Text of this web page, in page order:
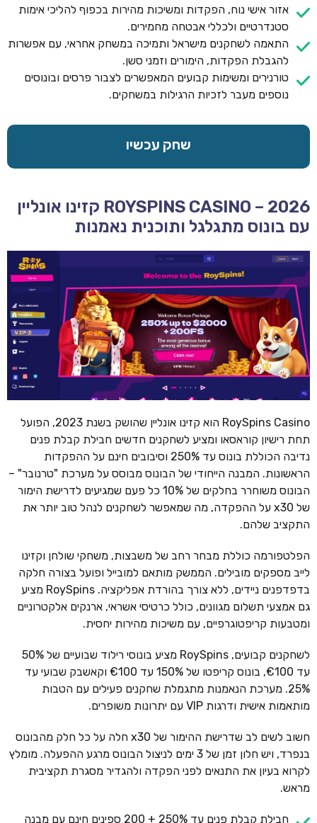
אזור אישי נוח, הפקדות ומשיכות מהירות בכפוף להליכי אימות
סטנדרטיים ולכללי אבטחה מחמירים.
התאמה לשחקנים מישראל ותמיכה במשחק אחראי, עם אפשרות
להגבלת הפקדות, הימורים וזמני סשן.
טורנירים ומשימות קבועים המאפשרים לצבור פרסים ובונוסים
נוספים מעבר לזכיות הרגילות במשחקים.
שחק עכשיו
ROYSPINS CASINO – 2026 קזינו אונליין
עם בונוס מתגלגל ותוכנית נאמנות
RoySpins Casino הוא קזינו אונליין שהושק בשנת 2023, הפועל
תחת רישיון קוראסאו ומציע לשחקנים חדשים חבילת קבלת פנים
נדיבה הכוללת בונוס עד 250% וסיבובים חינם על ההפקדות
הראשונות. המבנה הייחודי של הבונוס מבוסס על מערכת "טרנובר" –
הבונוס משוחרר בחלקים של 10% כל פעם שמגיעים לדרישת הימור
של x30 על ההפקדה, מה שמאפשר לשחקנים לנהל טוב יותר את
התקציב שלהם.
הפלטפורמה כוללת מבחר רחב של משבצות, משחקי שולחן וקזינו
לייב מספקים מובילים. הממשק מותאם למובייל ופועל בצורה חלקה
בדפדפנים ניידים, ללא צורך בהורדת אפליקציה. RoySpins מציע
גם אמצעי תשלום מגוונים, כולל כרטיסי אשראי, ארנקים אלקטרוניים
ומטבעות קריפטוגרפיים, עם משיכות מהירות יחסית.
לשחקנים קבועים, RoySpins מציע בונוסי רילוד שבועיים של 50%
עד €100, בונוס קריפטו של 150% עד €100 וקאשבק שבועי עד
25%. מערכת הנאמנות מתגמלת שחקנים פעילים עם הטבות
מותאמות אישית ודרגות VIP עם יתרונות משופרים.
חשוב לשים לב שדרישת ההימור של x30 חלה על כל חלק מהבונוס
בנפרד, ויש חלון זמן של 3 ימים לניצול הבונוס מרגע ההפעלה. מומלץ
לקרוא בעיון את התנאים לפני הפקדה ולהגדיר מסגרת תקציבית
מראש.
חבילת קבלת פנים עד 250% + 200 ספינים חינם עם מבנה